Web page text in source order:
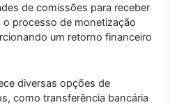
de comissões para receber
processo de monetização
um retorno financeiro
diversas opções de
como transferência bancária